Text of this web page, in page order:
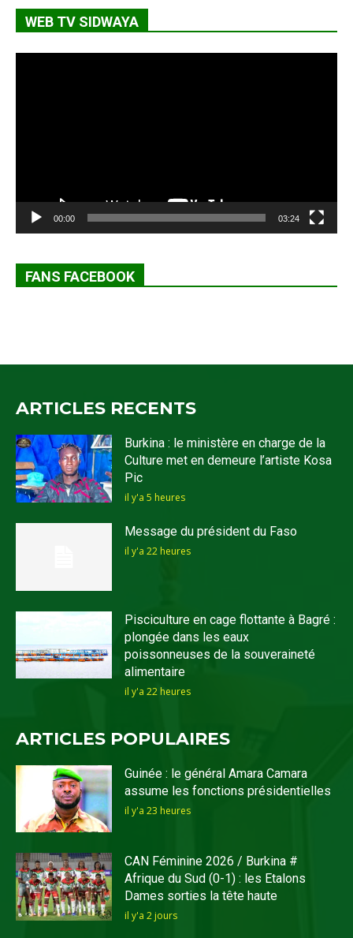
WEB TV SIDWAYA
00:00 03:24
FANS FACEBOOK
ARTICLES RECENTS
Burkina : le ministère en charge de la
Culture met en demeure l’artiste Kosa
Pic
il y'a 5 heures
Message du président du Faso
il y'a 22 heures
Pisciculture en cage flottante à Bagré :
plongée dans les eaux
poissonneuses de la souveraineté
alimentaire
il y'a 22 heures
ARTICLES POPULAIRES
Guinée : le général Amara Camara
assume les fonctions présidentielles
il y'a 23 heures
CAN Féminine 2026 / Burkina #
Afrique du Sud (0-1) : les Etalons
Dames sorties la tête haute
il y'a 2 jours